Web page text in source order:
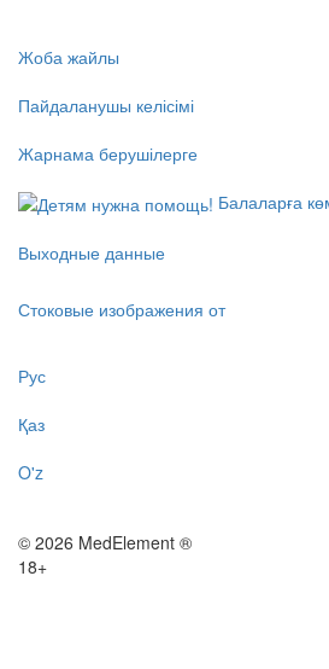
Жоба жайлы
Пайдаланушы келісімі
Жарнама берушілерге
Балаларға
Выходные данные
Стоковые изображения от
Рус
Қаз
O'z
© 2026 MedElement ®
18+